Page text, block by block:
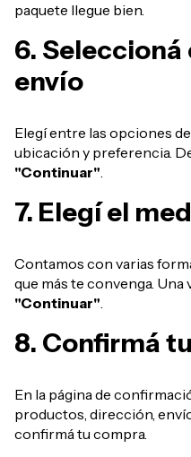
paquete llegue bien.
6.
envío
Elegí entre las opciones
ubicación y preferencia.
"Continuar".
7. Elegí el
Contamos con varias
que más te convenga.
"Continuar".
8. Confirmá
En la página de
productos, dirección,
confirmá tu compra.